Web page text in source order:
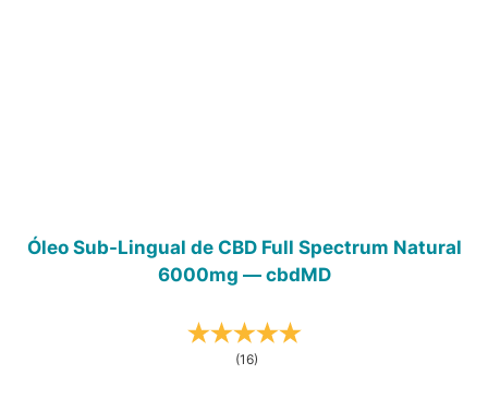
Óleo Sub-Lingual de CBD Full Spectrum Natural
6000mg — cbdMD
(16)